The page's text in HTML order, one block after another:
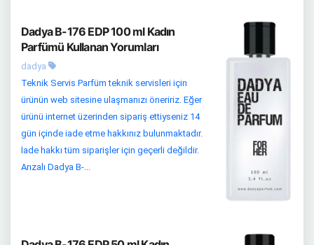
Dadya B-176 EDP 100 ml Kadın
Parfümü Kullanan Yorumları
dadya
Teknik Servis Parfüm teknik servisleri için
ürünün web sitesine ulaşmanızı öneririz. Eğer
ürünü internet üzerinden sipariş ettiyseniz 14
gün içinde iade etme hakkınız bulunmaktadır.
İade hakkı tüm siparişler için geçerli değildir.
Arızalı Dadya B-...